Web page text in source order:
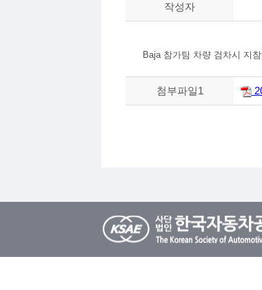
작성자
Baja 참가팀 차량 검차시 지
첨부파일1